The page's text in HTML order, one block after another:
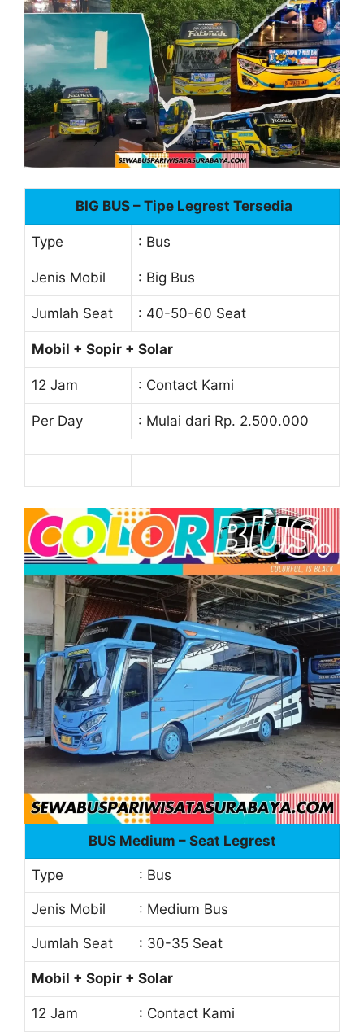
BIG BUS – Tipe Legrest Tersedia
Type : Bus
Jenis Mobil : Big Bus
Jumlah Seat : 40-50-60 Seat
Mobil + Sopir + Solar
12 Jam : Contact Kami
Per Day : Mulai dari Rp. 2.500.000
BUS Medium – Seat Legrest
Type : Bus
Jenis Mobil : Medium Bus
Jumlah Seat : 30-35 Seat
Mobil + Sopir + Solar
12 Jam : Contact Kami